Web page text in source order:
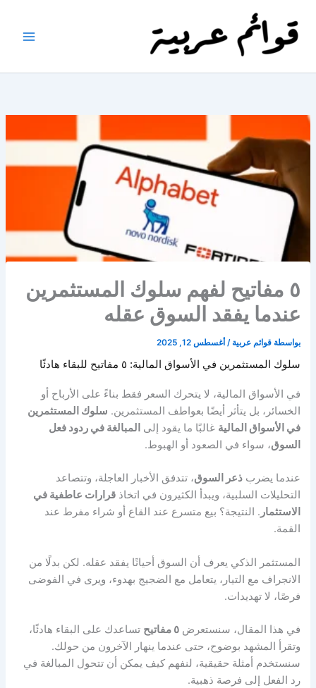
المحتوى
٥ مفاتيح لفهم سلوك المستثمرين
عندما يفقد السوق عقله
بواسطة قوائم عربية/أغسطس 12, 2025
سلوك المستثمرين في الأسواق المالية: ٥ مفاتيح للبقاء هادئًا
في الأسواق المالية، لا يتحرك السعر فقط بناءً على الأرباح أو
الخسائر، بل يتأثر أيضًا بعواطف المستثمرين. سلوك المستثمرين
في الأسواق المالية غالبًا ما يقود إلى المبالغة في ردود فعل
السوق، سواء في الصعود أو الهبوط.
عندما يضربذعر السوق، تتدفق الأخبار العاجلة، وتتصاعد
التحليلات السلبية، ويبدأ الكثيرون في اتخاذقرارات عاطفية في
الاستثمار . النتيجة؟ بيع متسرع عند القاع أو شراء مفرط عند
القمة.
المستثمر الذكي يعرف أن السوق أحيانًا يفقد عقله. لكن بدلًا من
الانجراف مع التيار، يتعامل مع الضجيج بهدوء، ويرى في الفوضى
فرصًا، لا تهديدات.
في هذا المقال، سنستعرض٥ مفاتيح
تساعدك على البقاء هادئًا،
وتقرأ المشهد بوضوح، حتى عندما ينهار الآخرون من حولك.
سنستخدم أمثلة حقيقية، لنفهم كيف يمكن أن تتحول المبالغة في
رد الفعل إلى فرصة ذهبية.